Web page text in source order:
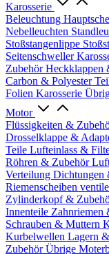
Karosserie
Beleuchtung
Nebelleuchten
Stoßstangenlippe
Seitenschweller
ZubehörHeckklappen
Carbon & Polyester
Folien Karosserie
Motor
Flüssigkeiten &
Drosselklappe &
Teile Lufteinlass &
Röhren & Zubehör
Verteilung Dichtungen
Riemenscheiben
Zylinderkopf &
Innenteile Zahnriemen
Schrauben & Muttern
Kurbelwellen Lagern
ZubehörÜbrige